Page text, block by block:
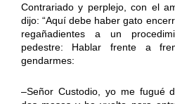
Contrariado y perplejo, con el
dijo: “Aquí debe haber gato
regañadientes a un
pedestre: Hablar frente a
gendarmes:
–Señor Custodio, yo me fugué